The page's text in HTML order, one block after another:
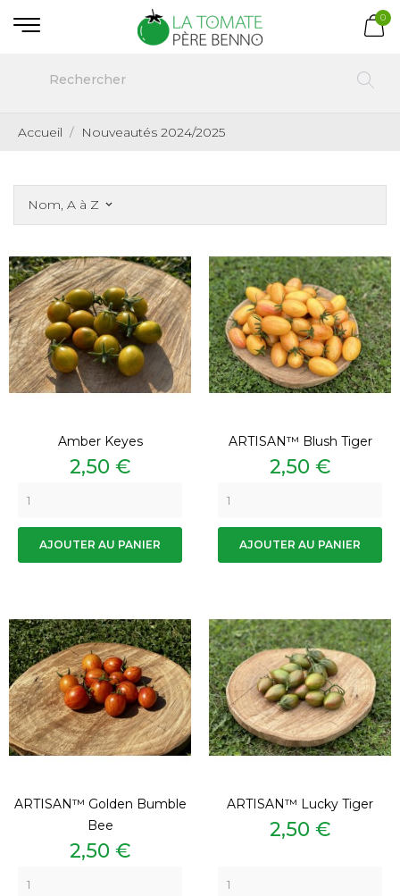
0
Accueil Nouveautés 2024/2025
Nom, A à Z keyboard_arrow_down
Amber Keyes
Prix
2,50 €
AJOUTER AU PANIER
ARTISAN™ Blush Tiger
Prix
2,50 €
AJOUTER AU PANIER
ARTISAN™ Golden Bumble
Bee
Prix
2,50 €
ARTISAN™ Lucky Tiger
Prix
2,50 €